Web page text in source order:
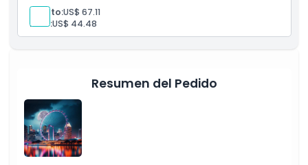
Una rotación en una cápsula de observación con
aire acondicionado
Entrada a Flower Dome en Gardens by the Bay
y dinosaurios animatrónicos
Experiencia panorámica del horizonte de Singapur y
atracciones naturales
Adulto:US$ 67.11
Niño:US$ 44.48
Resumen del Pedido